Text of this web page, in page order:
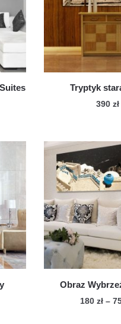
zł
Tryptyk
390zł
na
Obraz
180 zł –